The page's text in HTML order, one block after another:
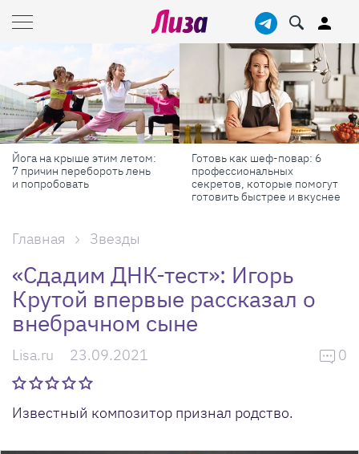
Йога на крыше этим летом:
7 причин перебороть лень
и попробовать
Готовь как шеф-повар: 6
профессиональных
секретов, которые помогут
готовить быстрее и вкуснее
Главная Звезды
«Сдадим ДНК-тест»: Игорь
Крутой впервые рассказал о
внебрачном сыне
Lisa.ru 23.09.2021 0
Известный композитор признал родство.